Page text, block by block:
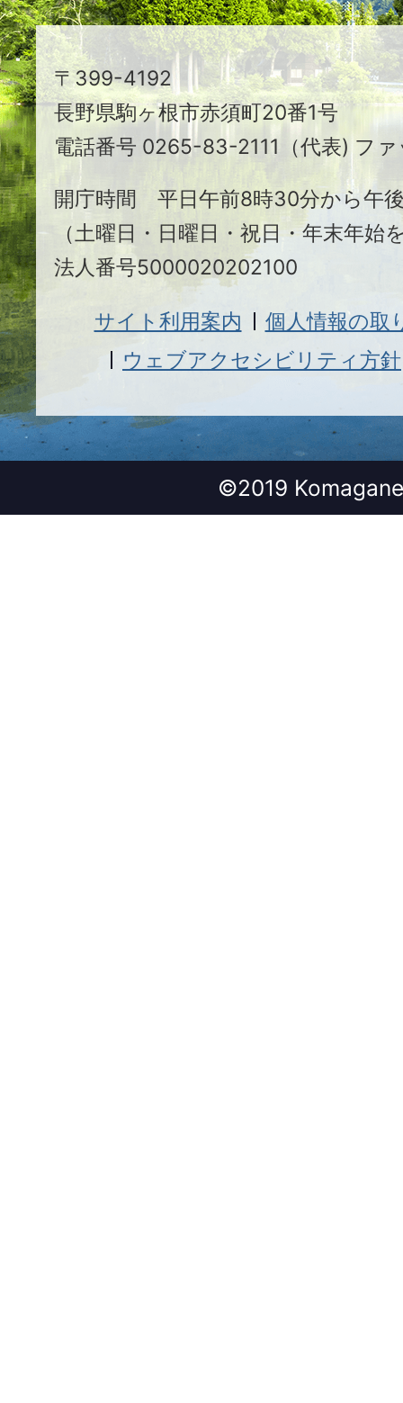
ち
駒
ヶ
根
市
〒399-4192
長野県駒ヶ根市赤須町20番1号
電話番号 0265-83-2111（代表) フ
開庁時間 平日午前8時30分から午
（土曜日・日曜日・祝日・年末年始
法人番号5000020202100
サイト利用案内
個人情報の取
ウェブアクセシビリティ方針
©2019